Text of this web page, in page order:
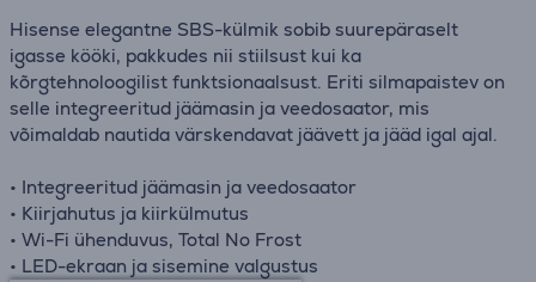
Hisense elegantne SBS-külmik sobib suurepäraselt
igasse kööki, pakkudes nii stiilsust kui ka
kõrgtehnoloogilist funktsionaalsust. Eriti silmapaistev on
selle integreeritud jäämasin ja veedosaator, mis
võimaldab nautida värskendavat jäävett ja jääd igal ajal.
• Integreeritud jäämasin ja veedosaator
• Kiirjahutus ja kiirkülmutus
• Wi-Fi ühenduvus, Total No Frost
• LED-ekraan ja sisemine valgustus